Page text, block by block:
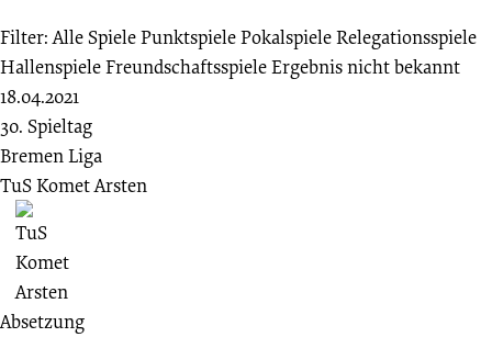
Filter: Alle SpielePunktspielePokalspieleRelegationsspiele
HallenspieleFreundschaftsspieleErgebnis nicht bekannt
18.04.2021
30. Spieltag
Bremen Liga
TuS Komet Arsten
Absetzung